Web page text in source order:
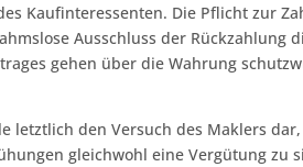
Kaufinteressenten. Die Pflicht zur
Ausschluss der Rückzahlung
gehen über die Wahrung
letztlich den Versuch des Maklers
gleichwohl eine Vergütung zu